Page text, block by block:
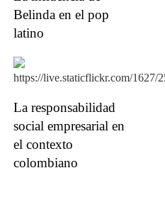
Belinda en el pop
latino
La responsabilidad
social empresarial en
el contexto
colombiano